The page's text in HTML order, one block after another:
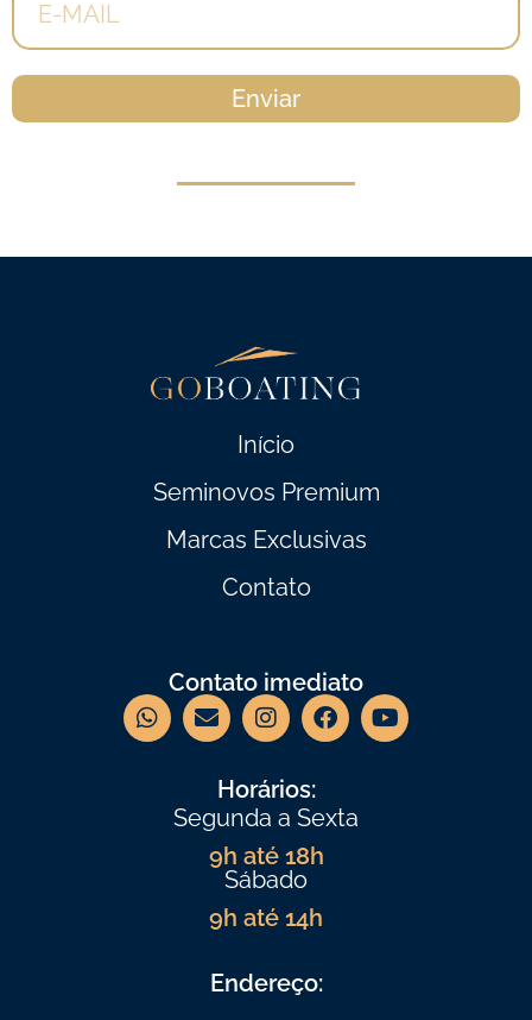
Enviar
Início
Seminovos Premium
Marcas Exclusivas
Contato
Contato imediato
Horários:
Segunda a Sexta
9h até 18h
Sábado
9h até 14h
Endereço: